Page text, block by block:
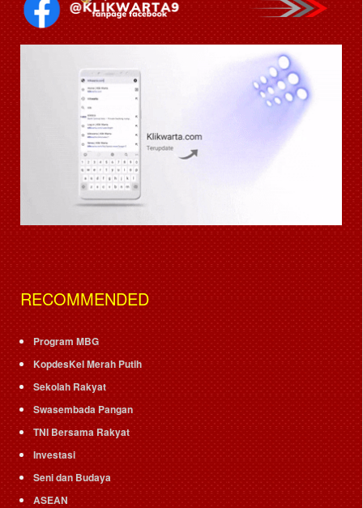
RECOMMENDED
Program MBG
KopdesKel Merah Putih
Sekolah Rakyat
Swasembada Pangan
TNI Bersama Rakyat
Investasi
Seni dan Budaya
ASEAN